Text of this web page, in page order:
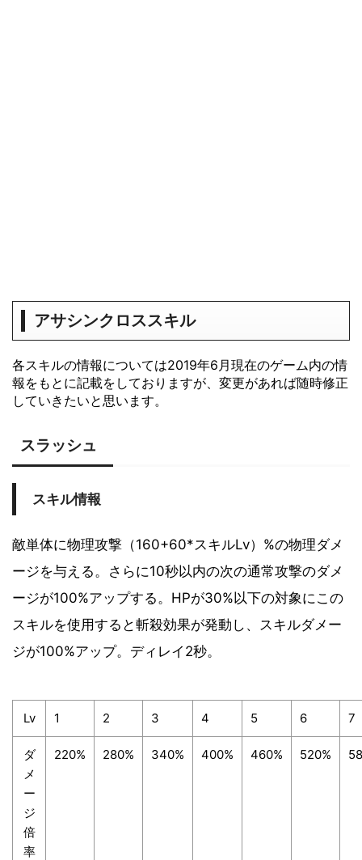
アサシンクロススキル
各スキルの情報については2019年6月現在のゲーム内の情
報をもとに記載をしておりますが、変更があれば随時修正
していきたいと思います。
スラッシュ
スキル情報
敵単体に物理攻撃（160+60*スキルLv）%の物理ダメ
ージを与える。さらに10秒以内の次の通常攻撃のダメ
ージが100%アップする。HPが30%以下の対象にこの
スキルを使用すると斬殺効果が発動し、スキルダメー
ジが100%アップ。ディレイ2秒。
Lv 1 2 3 4 5 6 7
ダ
メ
ー
ジ
倍
率
220% 280% 340% 400% 460% 520%